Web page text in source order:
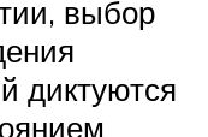
выбор
диктуются